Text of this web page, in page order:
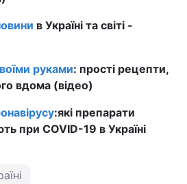
в Україні та світі -
руками: прості рецепти,
вдома (відео)
:які препарати
при COVID-19 в Україні